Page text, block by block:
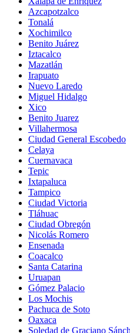
Azcapotzalco
Tonalá
Xochimilco
Benito Juárez
Iztacalco
Mazatlán
Irapuato
Nuevo Laredo
Miguel Hidalgo
Xico
Benito Juarez
Villahermosa
Ciudad General Escobedo
Celaya
Cuernavaca
Tepic
Ixtapaluca
Tampico
Ciudad Victoria
Tláhuac
Ciudad Obregón
Nicolás Romero
Ensenada
Coacalco
Santa Catarina
Uruapan
Gómez Palacio
Los Mochis
Pachuca de Soto
Oaxaca
Soledad de Graciano